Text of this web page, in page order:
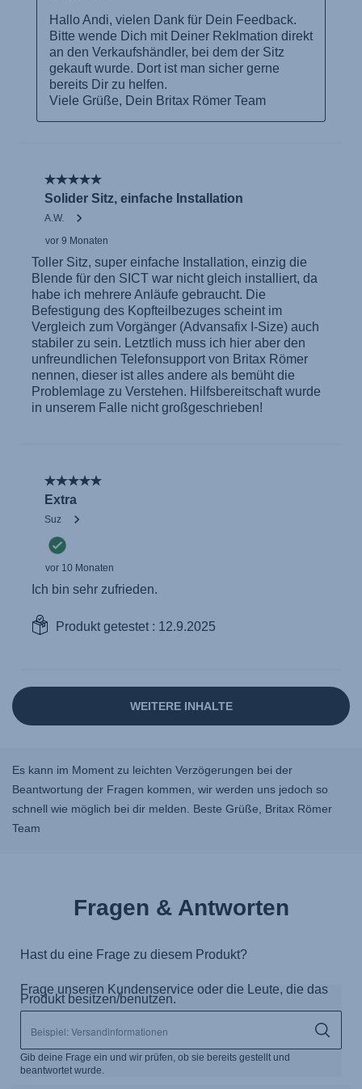
Es kann im Moment zu leichten Verzögerungen bei der
Beantwortung der Fragen kommen, wir werden uns jedoch so
schnell wie möglich bei dir melden. Beste Grüße, Britax Römer
Team
Fragen & Antworten